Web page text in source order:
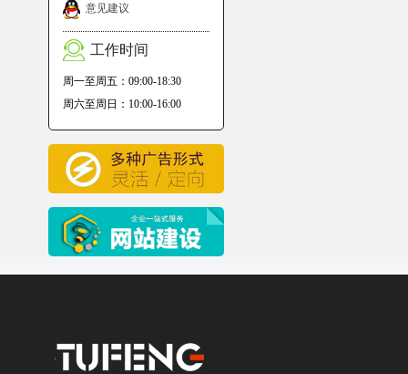
意见建议
工作时间
周一至周五：09:00-18:30
周六至周日：10:00-16:00